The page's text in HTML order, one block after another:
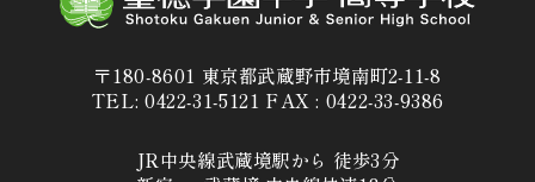
〒180-8601 東京都武蔵野市境南町2-11-8
TEL: 0422-31-5121 FAX : 0422-33-9386
JR中央線武蔵境駅から 徒歩3分